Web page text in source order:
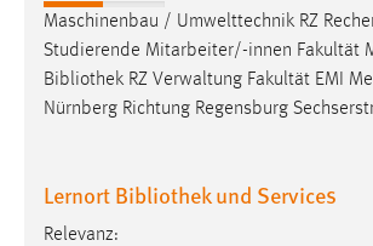
Maschinenbau / Umwelttechnik RZ
Studierende Mitarbeiter/-innen Fakultät
Bibliothek RZ Verwaltung Fakultät EMI
Nürnberg Richtung Regensburg
Lernort Bibliothek und Services
Relevanz:
Anbieter:
Facebook
Zweck:
Conversion-Tracking